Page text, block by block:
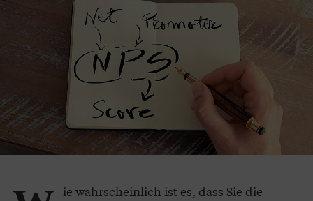
ie wahrscheinlich ist es, dass Sie die